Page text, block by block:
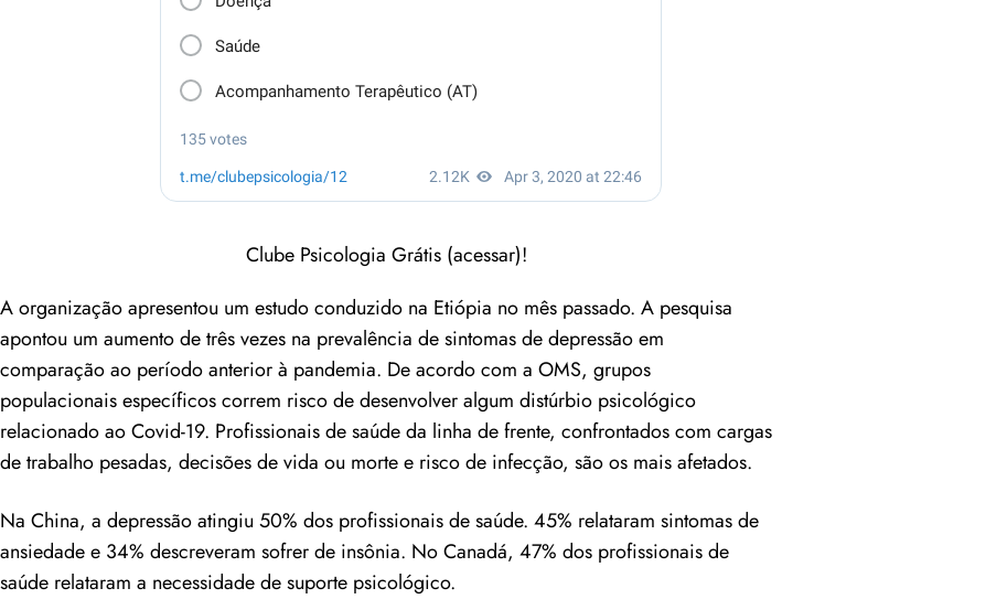
Clube Psicologia Grátis (acessar)!
A organização apresentou um estudo conduzido na Etiópia no mês passado. A pesquisa
apontou um aumento de três vezes na prevalência de sintomas de depressão em
comparação ao período anterior à pandemia. De acordo com a OMS, grupos
populacionais específicos correm risco de desenvolver algum distúrbio psicológico
relacionado ao Covid-19. Profissionais de saúde da linha de frente, confrontados com cargas
de trabalho pesadas, decisões de vida ou morte e risco de infecção, são os mais afetados.
Na China, a depressão atingiu 50% dos profissionais de saúde. 45% relataram sintomas de
ansiedade e 34% descreveram sofrer de insônia. No Canadá, 47% dos profissionais de
saúde relataram a necessidade de suporte psicológico.